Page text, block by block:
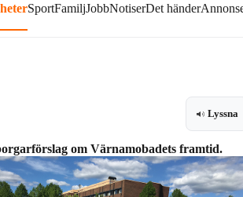
SportFamiljJobbNotiserDet händer
Lyssna
om Värnamobadets framtid.